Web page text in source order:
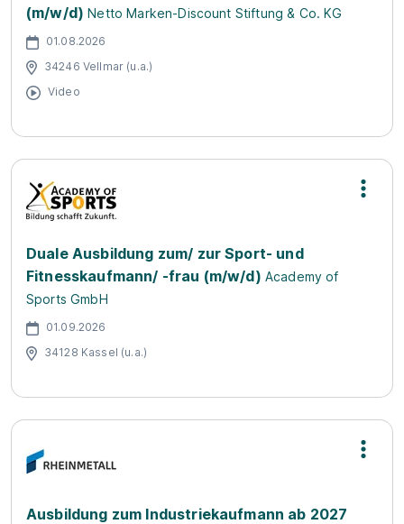
(m/w/d) Netto Marken-Discount Stiftung & Co. KG
01.08.2026
34246 Vellmar (u.a.)
Video
Duale Ausbildung zum/ zur Sport- und
Fitnesskaufmann/ -frau (m/w/d) Academy of
Sports GmbH
01.09.2026
34128 Kassel (u.a.)
Ausbildung zum Industriekaufmann ab 2027